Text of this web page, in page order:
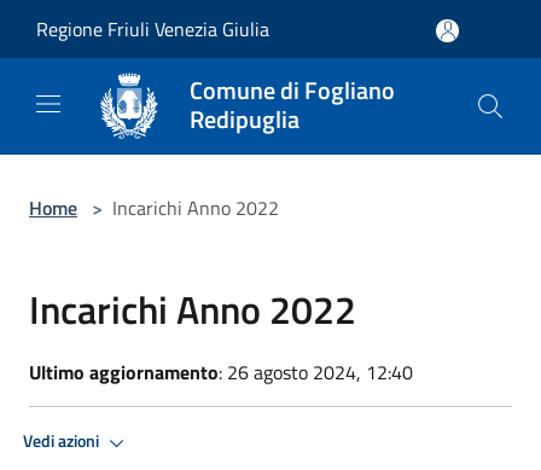
Regione Friuli Venezia Giulia
Comune di Fogliano
Redipuglia
Home > Incarichi Anno 2022
Incarichi Anno 2022
Ultimo aggiornamento: 26 agosto 2024, 12:40
Vedi azioni